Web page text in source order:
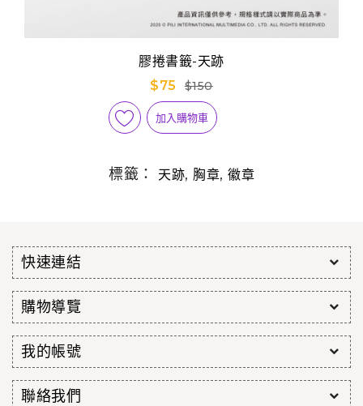
膠捲書籤-天跡
$75
$150
加入購物車
標籤： 天跡, 胸章, 徽章
快速連結
購物導覽
我的帳號
聯絡我們